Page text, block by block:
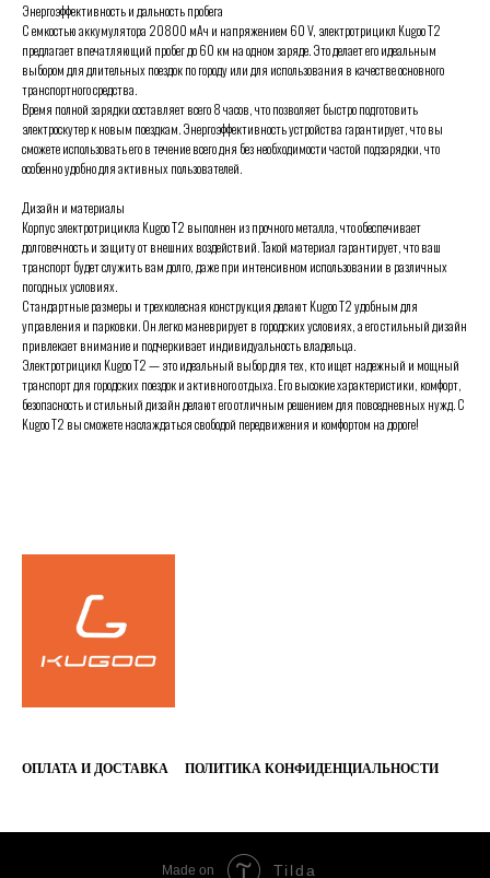
Энергоэффективность и дальность пробега
С емкостью аккумулятора 20800 мАч и напряжением 60 V, электротрицикл Kugoo T2
предлагает впечатляющий пробег до 60 км на одном заряде. Это делает его идеальным
выбором для длительных поездок по городу или для использования в качестве основного
транспортного средства.
Время полной зарядки составляет всего 8 часов, что позволяет быстро подготовить
электроскутер к новым поездкам. Энергоэффективность устройства гарантирует, что вы
сможете использовать его в течение всего дня без необходимости частой подзарядки, что
особенно удобно для активных пользователей.
Дизайн и материалы
Корпус электротрицикла Kugoo T2 выполнен из прочного металла, что обеспечивает
долговечность и защиту от внешних воздействий. Такой материал гарантирует, что ваш
транспорт будет служить вам долго, даже при интенсивном использовании в различных
погодных условиях.
Стандартные размеры и трехколесная конструкция делают Kugoo T2 удобным для
управления и парковки. Он легко маневрирует в городских условиях, а его стильный дизайн
привлекает внимание и подчеркивает индивидуальность владельца.
Электротрицикл Kugoo T2 — это идеальный выбор для тех, кто ищет надежный и мощный
транспорт для городских поездок и активного отдыха. Его высокие характеристики, комфорт,
безопасность и стильный дизайн делают его отличным решением для повседневных нужд. С
Kugoo T2 вы сможете наслаждаться свободой передвижения и комфортом на дороге!
ОПЛАТА И ДОСТАВКА ПОЛИТИКА КОНФИДЕНЦИАЛЬНОСТИ
Made on Tilda